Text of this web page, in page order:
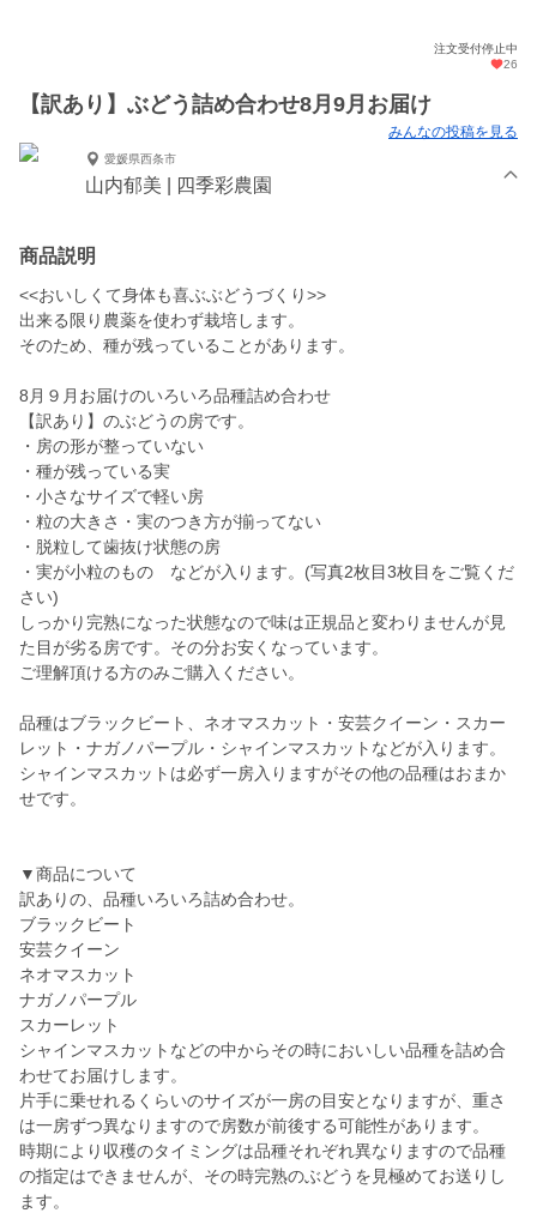
注文受付停止中
26
【訳あり】ぶどう詰め合わせ8月9月お届け
みんなの投稿を見る
愛媛県西条市
山内郁美 | 四季彩農園
商品説明
<<おいしくて身体も喜ぶぶどうづくり>>
出来る限り農薬を使わず栽培します。
そのため、種が残っていることがあります。
8月９月お届けのいろいろ品種詰め合わせ
【訳あり】のぶどうの房です。
・房の形が整っていない
・種が残っている実
・小さなサイズで軽い房
・粒の大きさ・実のつき方が揃ってない
・脱粒して歯抜け状態の房
・実が小粒のもの などが入ります。(写真2枚目3枚目をご覧くだ
さい)
しっかり完熟になった状態なので味は正規品と変わりませんが見
た目が劣る房です。その分お安くなっています。
ご理解頂ける方のみご購入ください。
品種はブラックビート、ネオマスカット・安芸クイーン・スカー
レット・ナガノパープル・シャインマスカットなどが入ります。
シャインマスカットは必ず一房入りますがその他の品種はおまか
せです。
▼商品について
訳ありの、品種いろいろ詰め合わせ。
ブラックビート
安芸クイーン
ネオマスカット
ナガノパープル
スカーレット
シャインマスカットなどの中からその時においしい品種を詰め合
わせてお届けします。
片手に乗せれるくらいのサイズが一房の目安となりますが、重さ
は一房ずつ異なりますので房数が前後する可能性があります。
時期により収穫のタイミングは品種それぞれ異なりますので品種
の指定はできませんが、その時完熟のぶどうを見極めてお送りし
ます。